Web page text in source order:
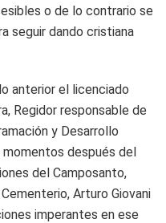
o de lo contrario se
seguir dando cristiana
anterior el licenciado
Regidor responsable de
y Desarrollo
después del
del Camposanto,
Arturo Giovani
imperantes en ese